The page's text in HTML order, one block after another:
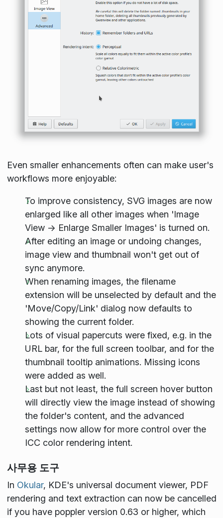
Even smaller enhancements often can make user's
workflows more enjoyable:
To improve consistency, SVG images are now
enlarged like all other images when 'Image
View → Enlarge Smaller Images' is turned on.
After editing an image or undoing changes,
image view and thumbnail won't get out of
sync anymore.
When renaming images, the filename
extension will be unselected by default and the
'Move/Copy/Link' dialog now defaults to
showing the current folder.
Lots of visual papercuts were fixed, e.g. in the
URL bar, for the full screen toolbar, and for the
thumbnail tooltip animations. Missing icons
were added as well.
Last but not least, the full screen hover button
will directly view the image instead of showing
the folder's content, and the advanced
settings now allow for more control over the
ICC color rendering intent.
사무용 도구
In Okular, KDE's universal document viewer, PDF
rendering and text extraction can now be cancelled
if you have poppler version 0.63 or higher, which